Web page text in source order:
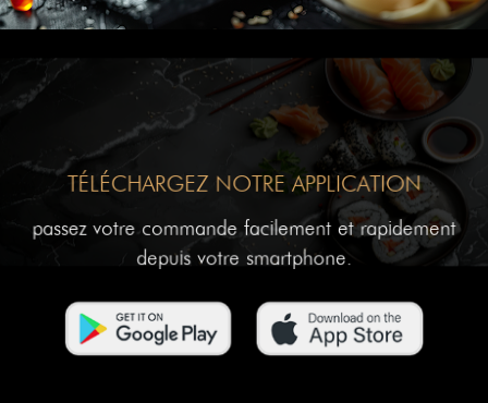
TÉLÉCHARGEZ NOTRE APPLICATION
passez votre commande facilement et rapidement
depuis votre smartphone.